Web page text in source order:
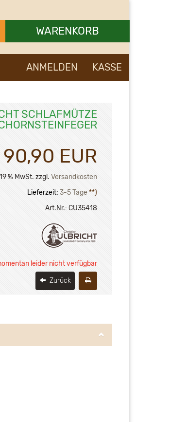
WARENKORB
Ihr Warenkorb ist leer.
ANMELDEN KASSE
SCHLAFMÜTZE
90,90 EUR
% MwSt. zzgl. Versandkosten
Lieferzeit: 3-5 Tage **)
Art.Nr.: CU35418
leider nicht verfügbar
Zurück